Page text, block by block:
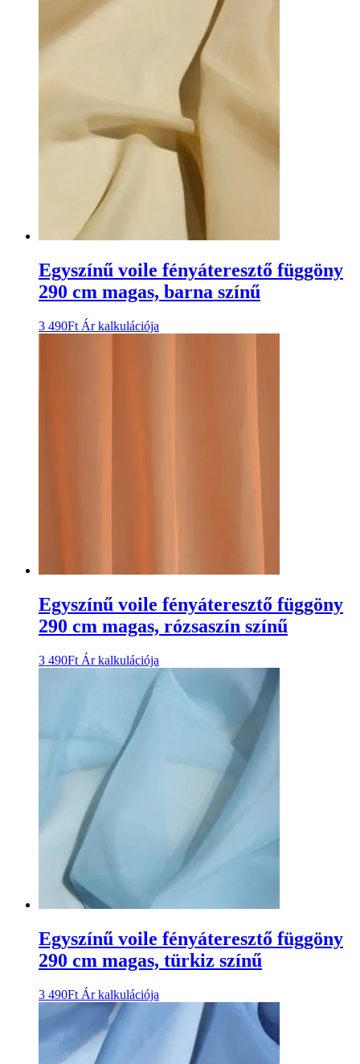
Egyszínű voile fényáteresztő függöny
290 cm magas, barna színű
3 490Ft Ár kalkulációja
Egyszínű voile fényáteresztő függöny
290 cm magas, rózsaszín színű
3 490Ft Ár kalkulációja
Egyszínű voile fényáteresztő függöny
290 cm magas, türkiz színű
3 490Ft Ár kalkulációja